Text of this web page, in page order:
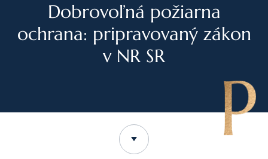
Dobrovoľná požiarna
ochrana: pripravovaný zákon
v NR SR